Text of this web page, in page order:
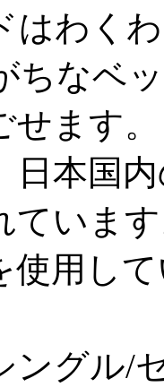
はわく
ちなベ
ます。
日本国
ていま
用して
ングル/